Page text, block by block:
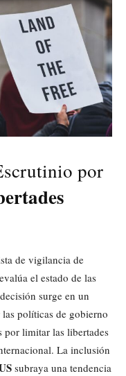
por
de vigilancia de
el estado de las
surge en un
políticas de gobierno
por limitar las libertades
La inclusión
subraya una tendencia